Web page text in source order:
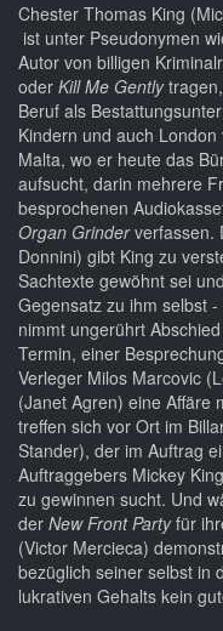
Chester Thomas King
ist unter Pseudonymen
Autor von billigen
oder Kill Me Gently
Beruf als
Kindern und auch
Malta, wo er heute das
aufsucht, darin mehrere
besprochenen
Organ Grinderverfassen.
Donnini) gibt King zu
Sachtexte gewöhnt sei
Gegensatz zu ihm selbst
nimmt ungerührt
Termin, einer
Verleger Milos Marcovic
(Janet Agren) eine Affäre
treffen sich vor Ort im
Stander), der im Auftrag
Auftraggebers Mickey
zu gewinnen sucht. Und
der New Front Partyfür
(Victor Mercieca)
bezüglich seiner selbst in
lukrativen Gehalts kein